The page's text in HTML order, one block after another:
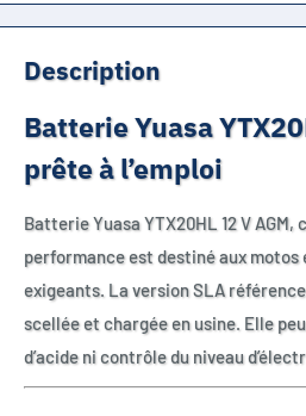
Description
Batterie Yuasa
prête à l’emploi
Batterie Yuasa YTX20HL 12 V AGM,
performance est destiné aux
exigeants. La version SLA
scellée et chargée en usine. Elle
d’acide ni contrôle du niveau